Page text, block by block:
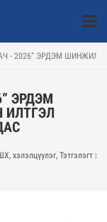
- 2026” ЭРДЭМ
ЭРДЭМ
хэлэлцүүлэг, Тэтгэлэгт